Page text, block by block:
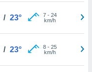
/ 23° 7- 24
km/h
/ 23° 8- 25
km/h